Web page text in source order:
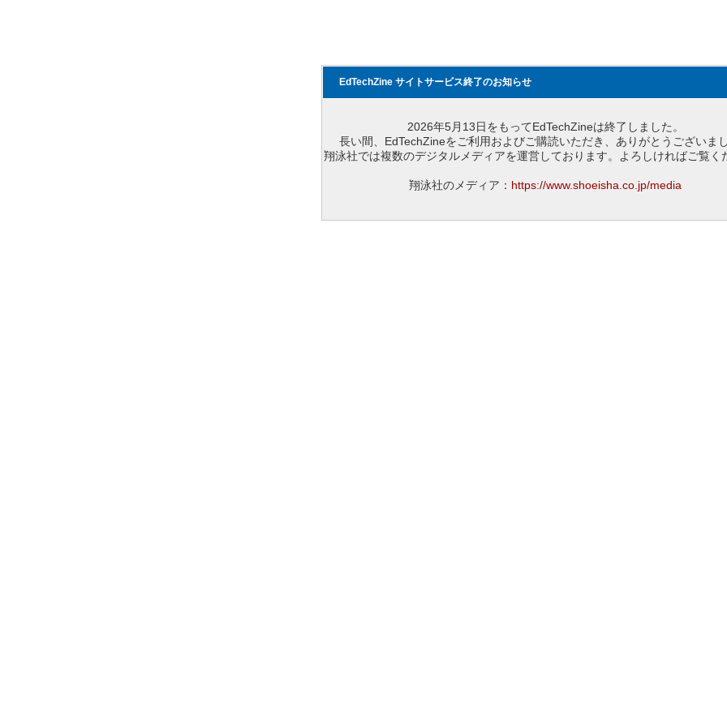
EdTechZine サイトサービス終了のお知らせ
2026年5月13日をもってEdTechZineは終了しました。
長い間、EdTechZineをご利用およびご購読いただき、ありがとうございまし
翔泳社では複数のデジタルメディアを運営しております。よろしければご覧く
翔泳社のメディア： https://www.shoeisha.co.jp/media